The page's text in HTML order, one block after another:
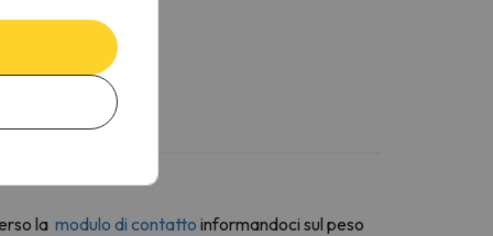
la modulo di contatto informandoci sul peso